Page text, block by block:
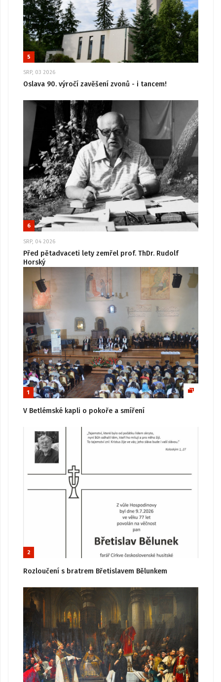
5
SRP, 03 2026
Oslava 90. výročí zavěšení zvonů - i tancem!
6
SRP, 04 2026
Před pětadvaceti lety zemřel prof. ThDr. Rudolf
Horský
1
V Betlémské kapli o pokoře a smíření
2
Rozloučení s bratrem Břetislavem Bělunkem